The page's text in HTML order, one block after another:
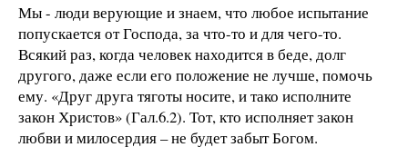
Мы - люди верующие и знаем, что любое испытание
попускается от Господа, за что-то и для чего-то.
Всякий раз, когда человек находится в беде, долг
другого, даже если его положение не лучше, помочь
ему. «Друг друга тяготы носите, и тако исполните
закон Христов» (Гал.6.2). Тот, кто исполняет закон
любви и милосердия – не будет забыт Богом.